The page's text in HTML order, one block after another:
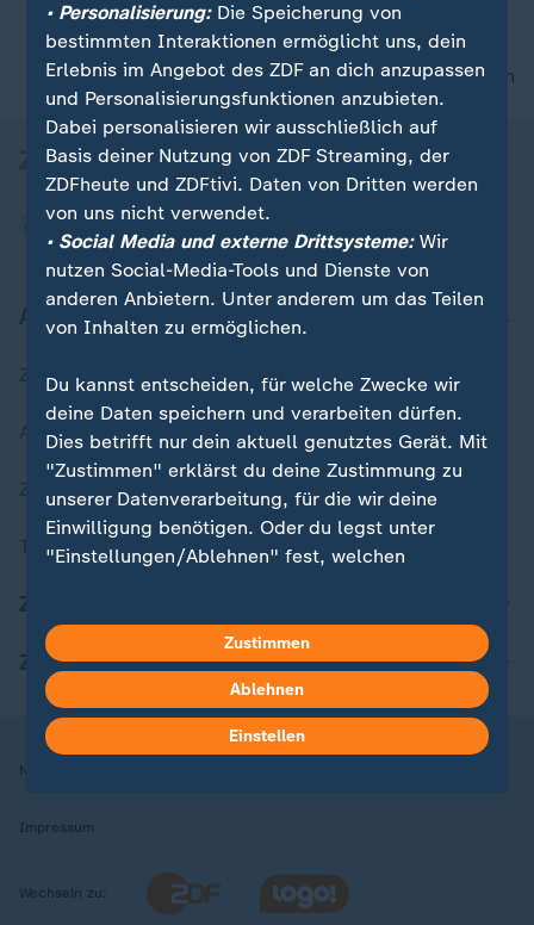
nach oben
Aktuell bei ZDFheute
Zuletzt veröffentlicht
Aktuelle Sendungs-Videos
ZDFheute Stories
Themen im Überblick
ZDFheute Apps
Nutzungsbedingungen
Impressum
Wechseln zu:
• Personalisierung:Die Speicherung von
bestimmten Interaktionen ermöglicht uns, dein
Erlebnis im Angebot des ZDF an dich anzupassen
und Personalisierungsfunktionen anzubieten.
Dabei personalisieren wir ausschließlich auf
Basis deiner Nutzung von ZDF Streaming, der
ZDFheute und ZDFtivi. Daten von Dritten werden
von uns nicht verwendet.
• Social Media und externe Drittsysteme:Wir
nutzen Social-Media-Tools und Dienste von
anderen Anbietern. Unter anderem um das Teilen
von Inhalten zu ermöglichen.
Du kannst entscheiden, für welche Zwecke wir
deine Daten speichern und verarbeiten dürfen.
Dies betrifft nur dein aktuell genutztes Gerät. Mit
"Zustimmen" erklärst du deine Zustimmung zu
unserer Datenverarbeitung, für die wir deine
Einwilligung benötigen. Oder du legst unter
"Einstellungen/Ablehnen" fest, welchen
kannst du jederzeit mit Wirkung für die Zukunft
in deinen Einstellungen widerrufen oder ändern.
Hier findest du das Impressum.
Weitere Informationen findest du in unserer
Zustimmen
Ablehnen
Einstellen